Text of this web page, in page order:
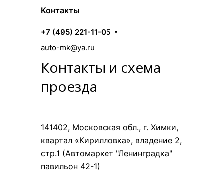
Контакты
+7 (495) 221-11-05
auto-mk@ya.ru
Контакты и схема
проезда
141402, Московская обл., г. Химки,
квартал «Кирилловка», владение 2,
стр.1 (Автомаркет "Ленинградка"
павильон 42-1)